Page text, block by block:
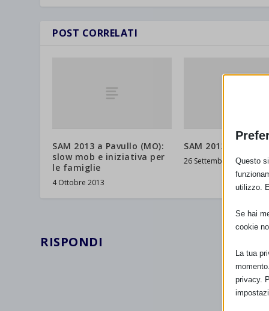
POST CORRELATI
SAM 2013 a Pavullo (MO):
slow mob e iniziativa per
le famiglie
4 Ottobre 2013
SAM 2013 a
26 Settembre 2013
RISPONDI
Questo
utilizzo.
Se hai
cookie
La tua
privacy.